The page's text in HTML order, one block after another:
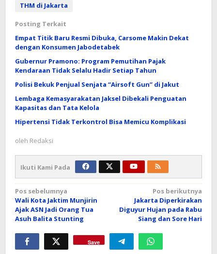
THM di Jakarta
Posting Terkait
Empat Titik Baru Resmi Dibuka, Carsome Makin Dekat
dengan Konsumen Jabodetabek
Gubernur Pramono: Program Pemutihan Pajak
Kendaraan Tidak Selalu Hadir Setiap Tahun
Polisi Bekuk Penjual Senjata “Airsoft Gun” di Jakut
Lembaga Kemasyarakatan Jaksel Dibekali Penguatan
Kapasitas dan Tata Kelola
Hipertensi Tidak Terkontrol Bisa Memicu Komplikasi
oleh Redaksi
Ikuti Kami Pada
Navigasi
pos
Pos sebelumnya
Wali Kota Jaktim Munjirin
Ajak ASN Jadi Orang Tua
Asuh Balita Stunting
Pos berikutnya
Jakarta Diperkirakan
Diguyur Hujan pada Rabu
Siang dan Sore Hari
Save